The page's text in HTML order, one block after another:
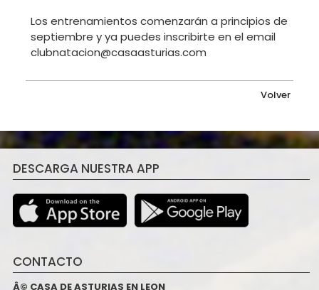
Los entrenamientos comenzarán a principios de
septiembre y ya puedes inscribirte en el email
clubnatacion@casaasturias.com
Volver
DESCARGA NUESTRA APP
CONTACTO
Â© CASA DE ASTURIAS EN LEON